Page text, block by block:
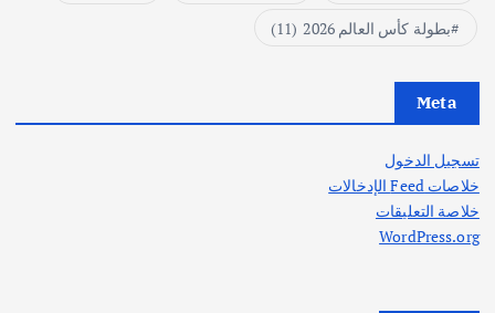
بطولة كأس العالم 2026
(11)
Meta
تسجيل الدخول
خلاصات Feed الإدخالات
خلاصة التعليقات
WordPress.org